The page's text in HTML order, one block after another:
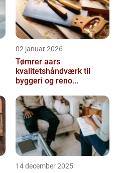
02 januar 2026
Tømrer aars
kvalitetshåndværk til
byggeri og reno...
14 december 2025